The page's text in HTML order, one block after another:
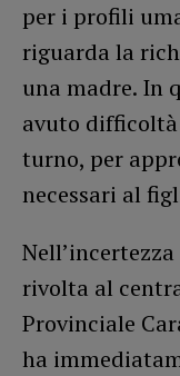
per i profili
riguarda la
una madre. In
avuto
turno, per
necessari al
rivolta al
Provinciale
ha